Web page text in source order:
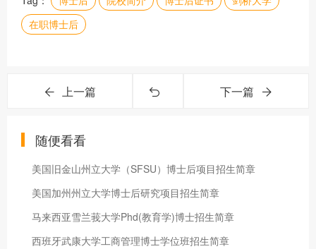
在职博士后
上一篇 下一篇
随便看看
美国旧金山州立大学（SFSU）博士后项目招生简章
美国加州州立大学博士后研究项目招生简章
马来西亚雪兰莪大学Phd(教育学)博士招生简章
西班牙武康大学工商管理博士学位班招生简章